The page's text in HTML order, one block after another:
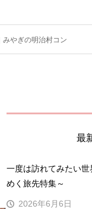
みやぎの明治村コン
最
一度は訪れてみたい
めく旅先特集～
2026年6月6日